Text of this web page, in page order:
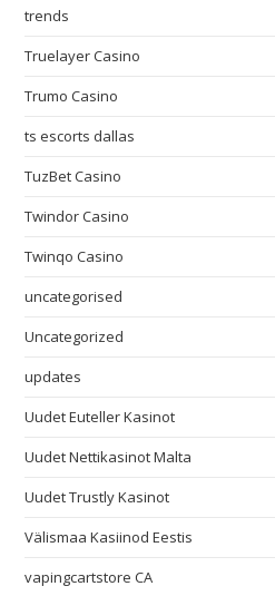
trends
Truelayer Casino
Trumo Casino
ts escorts dallas
TuzBet Casino
Twindor Casino
Twinqo Casino
uncategorised
Uncategorized
updates
Uudet Euteller Kasinot
Uudet Nettikasinot Malta
Uudet Trustly Kasinot
Välismaa Kasiinod Eestis
vapingcartstore CA